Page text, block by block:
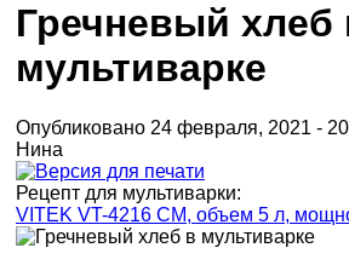
Гречневый хлеб
мультиварке
Опубликовано 24 февраля, 2021 -
Нина
Рецепт для мультиварки:
VITEK VT-4216 CM, объем 5 л,